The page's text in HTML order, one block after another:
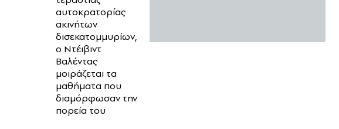
αυτοκρατορίας
ακινήτων
δισεκατομμυρίων,
ο Ντέιβιντ
Βαλέντας
μοιράζεται τα
μαθήματα που
διαμόρφωσαν την
πορεία του